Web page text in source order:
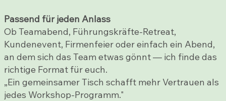
Passend für jeden Anlass
Ob Teamabend, Führungskräfte-Retreat,
Kundenevent, Firmenfeier oder einfach ein Abend,
an dem sich das Team etwas gönnt — ich finde das
richtige Format für euch.
„Ein gemeinsamer Tisch schafft mehr Vertrauen als
jedes Workshop-Programm."